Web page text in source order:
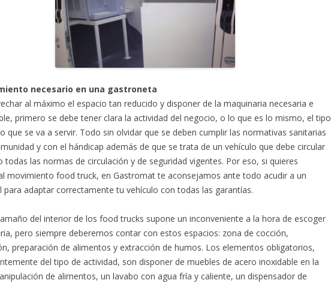
necesario en una gastroneta
al máximo el espacio tan reducido y disponer de la maquinaria necesaria e
primero se debe tener clara la actividad del negocio, o lo que es lo mismo, el tipo
que se va a servir. Todo sin olvidar que se deben cumplir las normativas sanitarias
y con el hándicap además de que se trata de un vehículo que debe circular
todas las normas de circulación y de seguridad vigentes. Por eso, si quieres
movimiento food truck, en Gastromat te aconsejamos ante todo acudir a un
para adaptar correctamente tu vehículo con todas las garantías.
del interior de los food trucks supone un inconveniente a la hora de escoger
pero siempre deberemos contar con estos espacios: zona de cocción,
preparación de alimentos y extracción de humos. Los elementos obligatorios,
del tipo de actividad, son disponer de muebles de acero inoxidable en la
de alimentos, un lavabo con agua fría y caliente, un dispensador de